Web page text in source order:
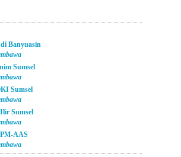
Banyuasin
Sumsel
Sumsel
Sumsel
AAS